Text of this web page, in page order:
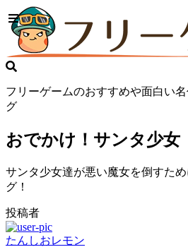
フリーゲームのおすすめや面白い
グ
おでかけ！サンタ少女
サンタ少女達が悪い魔女を倒すた
グ！
投稿者
たんしおレモン